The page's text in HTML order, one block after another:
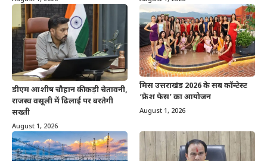
डीएम आशीष चौहान की कड़ी चेतावनी,
राजस्व वसूली में ढिलाई पर बरतेगी
सख्ती
August 1, 2026
मिस उत्तराखंड 2026 के सब कॉन्टेस्ट
‘फ्रेश फेस’ का आयोजन
August 1, 2026